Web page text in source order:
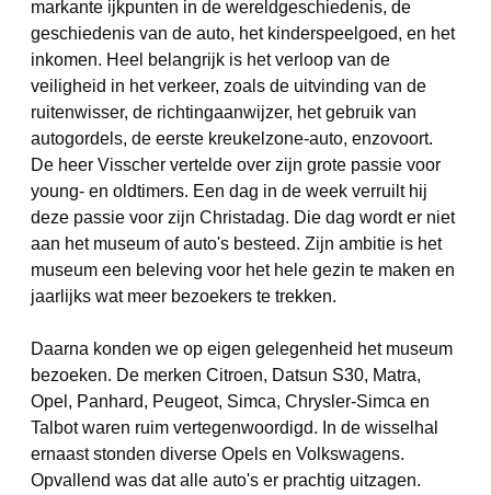
markante ijkpunten in de wereldgeschiedenis, de
geschiedenis van de auto, het kinderspeelgoed, en het
inkomen. Heel belangrijk is het verloop van de
veiligheid in het verkeer, zoals de uitvinding van de
ruitenwisser, de richtingaanwijzer, het gebruik van
autogordels, de eerste kreukelzone-auto, enzovoort.
De heer Visscher vertelde over zijn grote passie voor
young- en oldtimers. Een dag in de week verruilt hij
deze passie voor zijn Christadag. Die dag wordt er niet
aan het museum of auto's besteed. Zijn ambitie is het
museum een beleving voor het hele gezin te maken en
jaarlijks wat meer bezoekers te trekken.
Daarna konden we op eigen gelegenheid het museum
bezoeken. De merken Citroen, Datsun S30, Matra,
Opel, Panhard, Peugeot, Simca, Chrysler-Simca en
Talbot waren ruim vertegenwoordigd. In de wisselhal
ernaast stonden diverse Opels en Volkswagens.
Opvallend was dat alle auto's er prachtig uitzagen.